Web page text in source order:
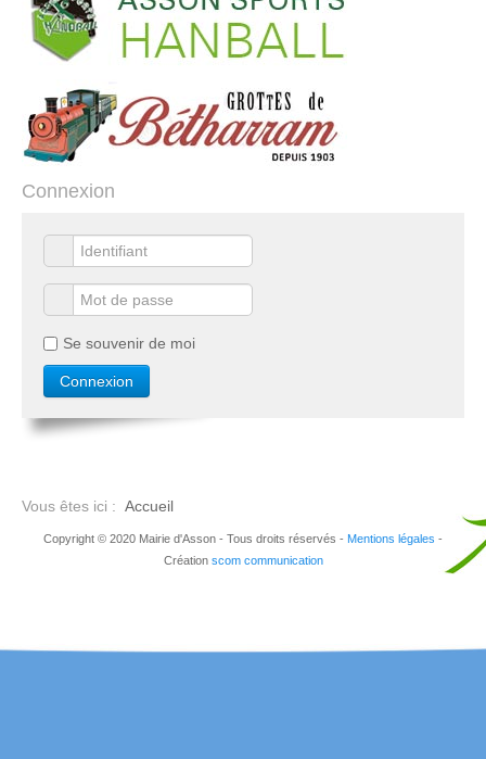
Connexion
Se souvenir de moi
Vous êtes ici : Accueil
Copyright © 2020 Mairie d'Asson - Tous droits réservés - Mentions légales -
Création scom communication